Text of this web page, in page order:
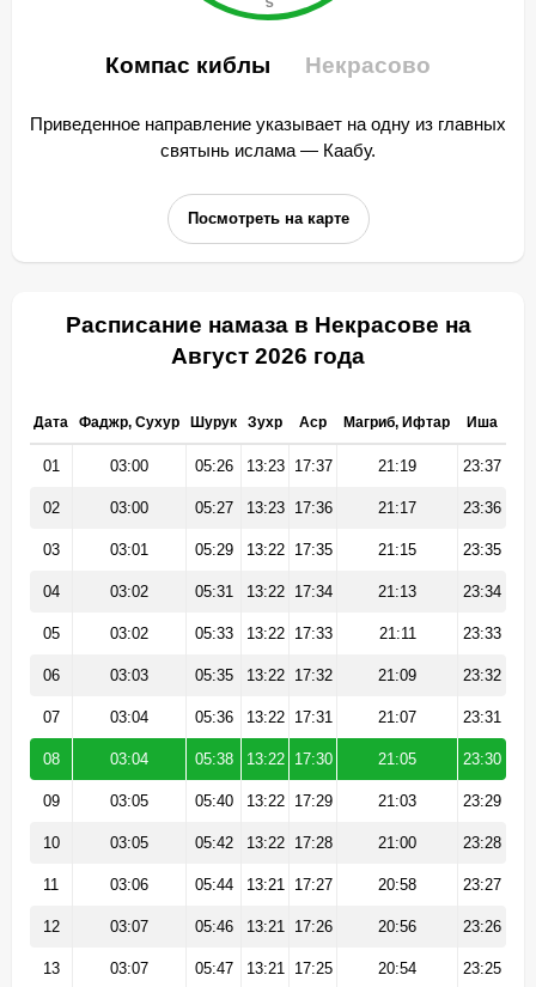
Компас киблы Некрасово
Приведенное направление указывает на одну из главных
святынь ислама — Каабу.
Посмотреть на карте
Расписание намаза в Некрасове на
Август 2026 года
Дата Фаджр, Сухур Шурук Зухр Аср Магриб, Ифтар Иша
01 03:00 05:26 13:23 17:37 21:19 23:37
02 03:00 05:27 13:23 17:36 21:17 23:36
03 03:01 05:29 13:22 17:35 21:15 23:35
04 03:02 05:31 13:22 17:34 21:13 23:34
05 03:02 05:33 13:22 17:33 21:11 23:33
06 03:03 05:35 13:22 17:32 21:09 23:32
07 03:04 05:36 13:22 17:31 21:07 23:31
08 03:04 05:38 13:22 17:30 21:05 23:30
09 03:05 05:40 13:22 17:29 21:03 23:29
10 03:05 05:42 13:22 17:28 21:00 23:28
11 03:06 05:44 13:21 17:27 20:58 23:27
12 03:07 05:46 13:21 17:26 20:56 23:26
13 03:07 05:47 13:21 17:25 20:54 23:25